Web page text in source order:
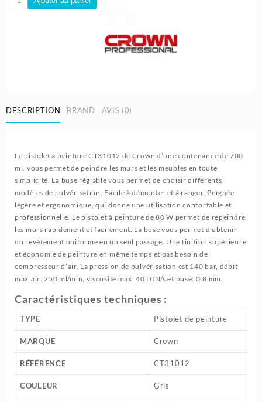
de
DESCRIPTION BRAND AVIS (0)
Le pistolet à peinture CT31012 de Crown d’une contenance de 700
ml, vous permet de peindre les murs et les meubles en toute
simplicité. La buse réglable vous permet de choisir différents
modèles de pulvérisation. Facile à démonter et à ranger. Poignée
légère et ergonomique, qui donne une utilisation confortable et
professionnelle. Le pistolet à peinture de 80 W permet de repeindre
les murs rapidement et facilement. La buse vous permet d’obtenir
un revêtement uniforme en un seul passage. Une finition supérieure
et économie de peinture en même temps et pas besoin de
compresseur d’air. La pression de pulvérisation est 140 bar, débit
max.air: 250 ml/min, viscosité max: 40 DIN/s et buse: 0.8 mm.
Caractéristiques techniques :
TYPE Pistolet de peinture
MARQUE Crown
RÉFÉRENCE CT31012
COULEUR Gris